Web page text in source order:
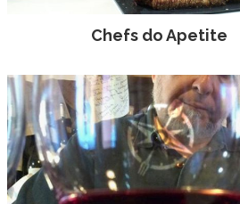
Chefs do Apetite